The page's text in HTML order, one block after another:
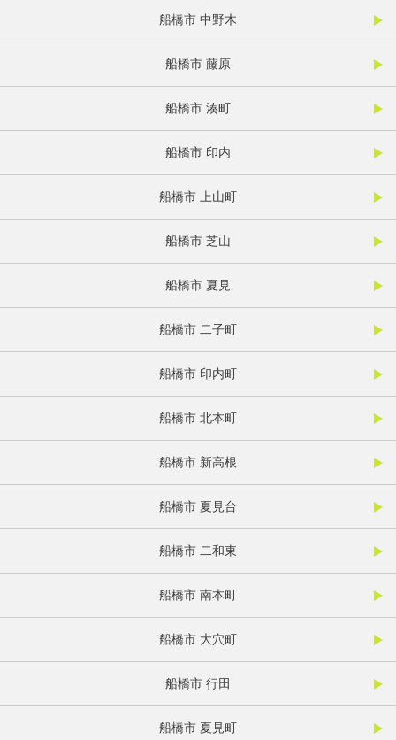
船橋市 中野木
船橋市 藤原
船橋市 湊町
船橋市 印内
船橋市 上山町
船橋市 芝山
船橋市 夏見
船橋市 二子町
船橋市 印内町
船橋市 北本町
船橋市 新高根
船橋市 夏見台
船橋市 二和東
船橋市 南本町
船橋市 大穴町
船橋市 行田
船橋市 夏見町